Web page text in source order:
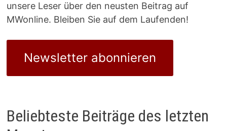
unsere Leser über den neusten Beitrag auf
MWonline. Bleiben Sie auf dem Laufenden!
Newsletter abonnieren
Beliebteste Beiträge des letzten